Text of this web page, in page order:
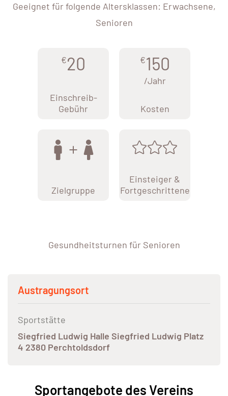
Geeignet für folgende Altersklassen: Erwachsene,
Senioren
€20
Einschreib-
Gebühr
€150
/Jahr
Kosten
Zielgruppe
Einsteiger &
Fortgeschrittene
Gesundheitsturnen für Senioren
Austragungsort
Sportstätte
Siegfried Ludwig Halle Siegfried Ludwig Platz
4 2380 Perchtoldsdorf
Sportangebote des Vereins